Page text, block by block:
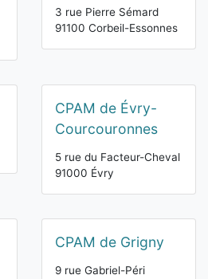
3 rue Pierre Sémard
91100 Corbeil-Essonnes
CPAM de Évry-
Courcouronnes
5 rue du Facteur-Cheval
91000 Évry
CPAM de Grigny
9 rue Gabriel-Péri